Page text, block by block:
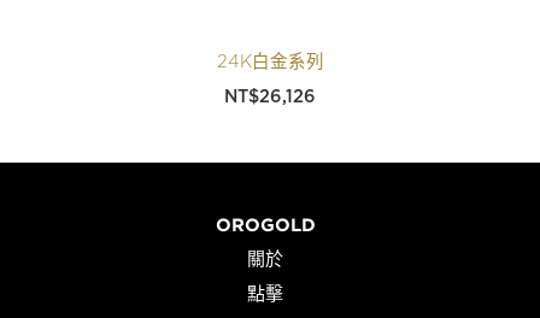
24K白金系列
NT$26,126
OROGOLD
關於
點擊